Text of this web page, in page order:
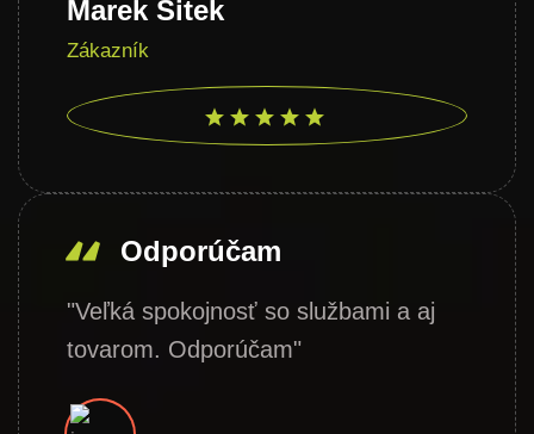
Marek Sitek
Zákazník
Odporúčam
"Veľká spokojnosť so službami a aj
tovarom. Odporúčam"